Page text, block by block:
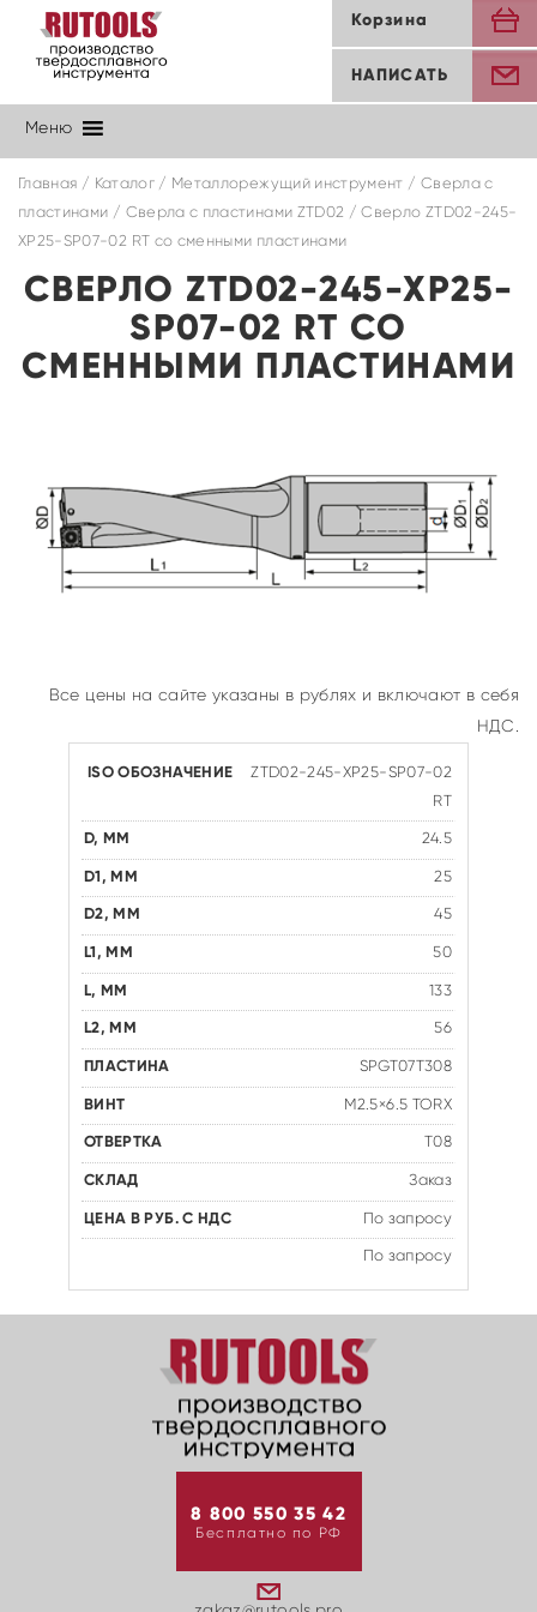
Корзина
НАПИСАТЬ
Меню
Главная / Каталог/ Металлорежущий инструмент / Сверла с
пластинами / Cверла с пластинами ZTD02 / Сверло ZTD02-245-
XP25-SP07-02 RT со сменными пластинами
СВЕРЛО ZTD02-245-XP25-
SP07-02 RT СО
СМЕННЫМИ ПЛАСТИНАМИ
Все цены на сайте указаны в рублях и включают в себя
НДС.
ZTD02-245-XP25-SP07-02
RT
24.5
25
45
50
133
56
SPGT07T308
M2.5×6.5 TORX
T08
Заказ
По запросу
По запросу
8 800 550 35 42
Бесплатно по РФ